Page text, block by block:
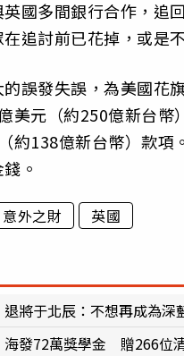
國多間銀行合作，追
追討前已花掉，或是
誤發失誤，為美國花
美元（約250億新台
約138億新台幣）款
。
意外之財 英國
將于北辰：不想再成為深
海發72萬獎學金 贈266位